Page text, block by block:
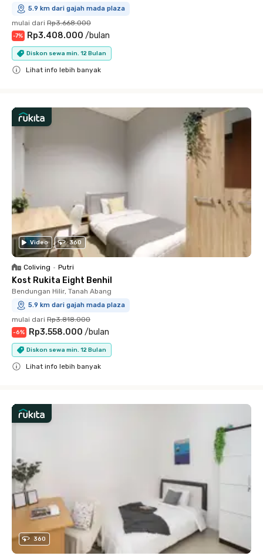
5.9 km dari gajah mada plaza
mulai dari Rp3.668.000
-7% Rp3.408.000 /bulan
Diskon sewa min. 12 Bulan
Lihat info lebih banyak
Video 360
Coliving • Putri
Kost Rukita Eight Benhil
Bendungan Hilir, Tanah Abang
5.9 km dari gajah mada plaza
mulai dari Rp3.818.000
-6% Rp3.558.000 /bulan
Diskon sewa min. 12 Bulan
Lihat info lebih banyak
360